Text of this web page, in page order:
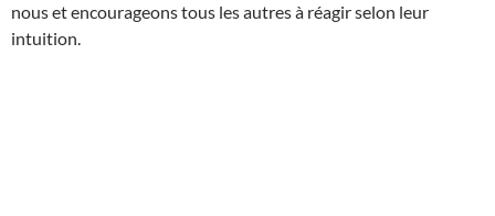
nous et encourageons tous les autres à réagir selon leur
intuition.